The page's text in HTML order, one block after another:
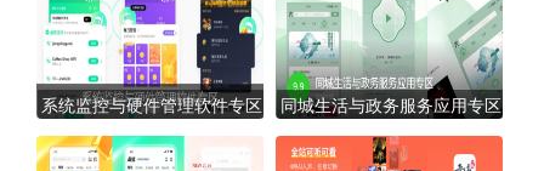
系统监控与硬件管理软件专区 同城生活与政务服务应用专区